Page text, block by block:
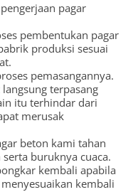
pagar
pembentukan pagar
produksi sesuai
pemasangannya.
terpasang
itu terhindar dari
merusak
beton kami tahan
buruknya cuaca.
kembali apabila
kembali